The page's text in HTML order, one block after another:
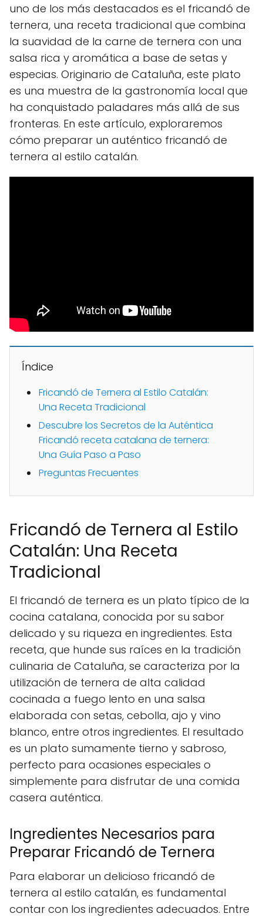
uno de los más destacados es el fricandó de
ternera, una receta tradicional que combina
la suavidad de la carne de ternera con una
salsa rica y aromática a base de setas y
especias. Originario de Cataluña, este plato
es una muestra de la gastronomía local que
ha conquistado paladares más allá de sus
fronteras. En este artículo, exploraremos
cómo preparar un auténtico fricandó de
ternera al estilo catalán.
Índice
Fricandó de Ternera al Estilo Catalán:
Una Receta Tradicional
Descubre los Secretos de la Auténtica
Fricandó receta catalana de ternera:
Una Guía Paso a Paso
Preguntas Frecuentes
Fricandó de Ternera al Estilo
Catalán: Una Receta
Tradicional
El fricandó de ternera es un plato típico de la
cocina catalana, conocida por su sabor
delicado y su riqueza en ingredientes. Esta
receta, que hunde sus raíces en la tradición
culinaria de Cataluña, se caracteriza por la
utilización de ternera de alta calidad
cocinada a fuego lento en una salsa
elaborada con setas, cebolla, ajo y vino
blanco, entre otros ingredientes. El resultado
es un plato sumamente tierno y sabroso,
perfecto para ocasiones especiales o
simplemente para disfrutar de una comida
casera auténtica.
Ingredientes Necesarios para
Preparar Fricandó de Ternera
Para elaborar un delicioso fricandó de
ternera al estilo catalán, es fundamental
contar con los ingredientes adecuados. Entre